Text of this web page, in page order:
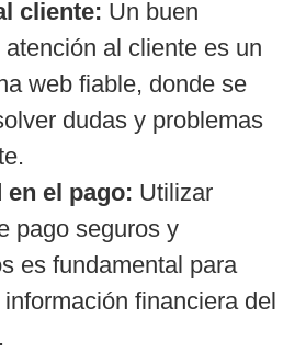
cliente: Un buen
al cliente es un
web fiable, donde se
dudas y problemas
el pago: Utilizar
pago seguros y
es fundamental para
financiera del